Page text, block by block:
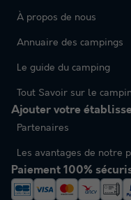
À propos de nous
Annuaire des campings
Le guide du camping
Tout Savoir sur le
Ajouter votre
Partenaires
Les avantages de notre
Paiement 100%